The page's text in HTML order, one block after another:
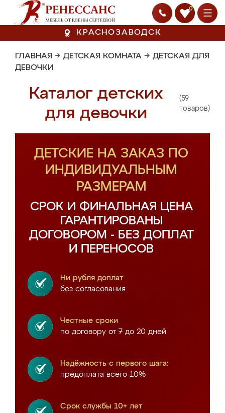
0
КРАСНОЗАВОДСК
ГЛАВНАЯ → ДЕТСКАЯ КОМНАТА → ДЕТСКАЯ ДЛЯ
ДЕВОЧКИ
Каталог детских
для девочки
(59
товаров)
ДЕТСКИЕ НА ЗАКАЗ ПО
ИНДИВИДУАЛЬНЫМ
РАЗМЕРАМ
СРОК И ФИНАЛЬНАЯ ЦЕНА
ГАРАНТИРОВАНЫ
ДОГОВОРОМ - БЕЗ ДОПЛАТ
И ПЕРЕНОСОВ
Ни рубля доплат
без согласования
Честные сроки
по договору от 7 до 20 дней
Надёжность с первого шага:
предоплата всего 10%
Срок службы 10+ лет